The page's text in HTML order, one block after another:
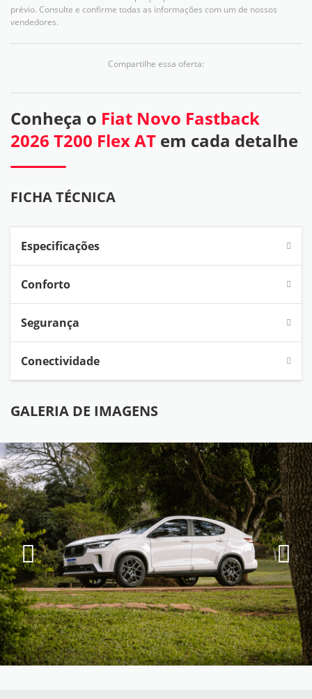
prévio. Consulte e confirme todas as informações com um de nossos
vendedores.
Compartilhe essa oferta:
Conheça o Fiat Novo Fastback
2026 T200 Flex AT em cada detalhe
FICHA TÉCNICA
Especificações
Conforto
Segurança
Conectividade
GALERIA DE IMAGENS